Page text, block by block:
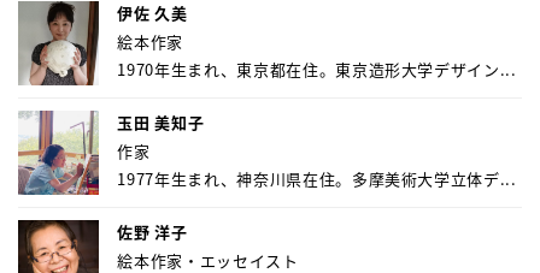
伊佐 久美
絵本作家
1970年生まれ、東京都在住。東京造形大学デザイン...
玉田 美知子
作家
1977年生まれ、神奈川県在住。多摩美術大学立体デ...
佐野 洋子
絵本作家・エッセイスト